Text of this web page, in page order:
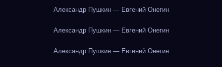
Александр Пушкин — Евгений Онегин
Александр Пушкин — Евгений Онегин
Александр Пушкин — Евгений Онегин